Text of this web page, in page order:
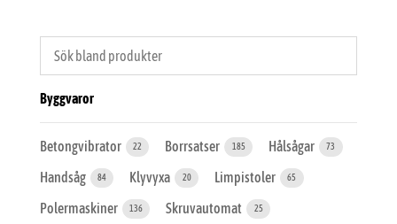
Byggvaror
Betongvibrator 22 Borrsatser 185 Hålsågar 73
Handsåg 84 Klyvyxa 20 Limpistoler 65
Polermaskiner 136 Skruvautomat 25